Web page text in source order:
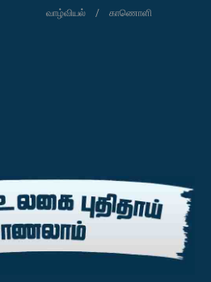
வாழ்வியல்
காணொளி